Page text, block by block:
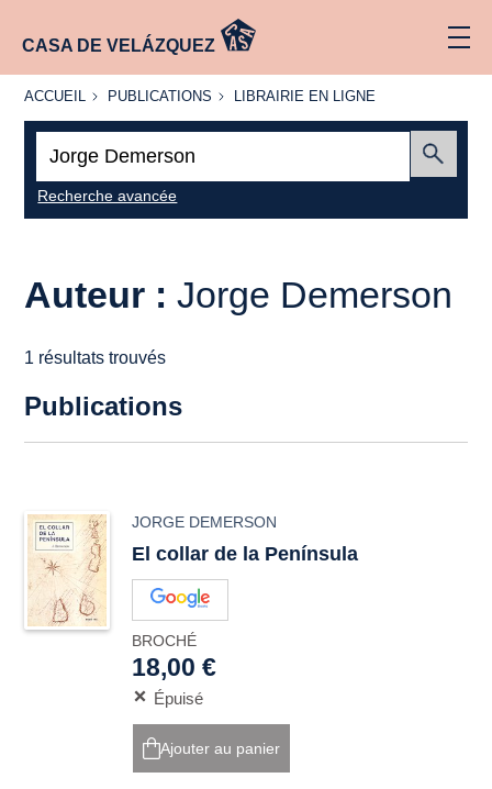
CASA DE VELÁZQUEZ
ACCUEIL
ACCUEIL PUBLICATIONS
PUBLICATIONS
LIBRAIRIE
LIBRAIRIE EN LIGNE
Recherche avancée
Auteur :Jorge Demerson
1 résultats trouvés
Publications
JORGE DEMERSON
El collar de la Península
BROCHÉ
18,00 €
Épuisé
Ajouter au panier